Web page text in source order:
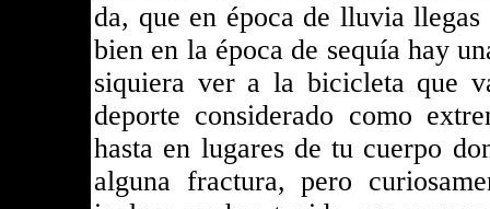
da, que en época de lluvia
bien en la época de sequía hay
siquiera ver a la bicicleta que
deporte considerado como
hasta en lugares de tu cuerpo
alguna fractura, pero